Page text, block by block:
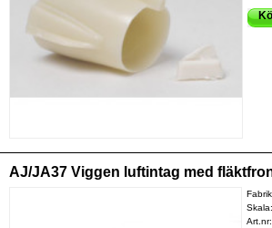
AJ/JA37 Viggen luftintag med